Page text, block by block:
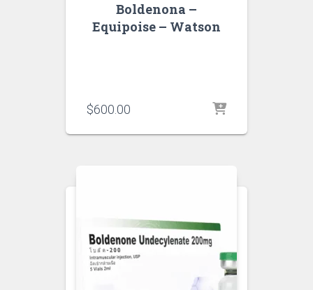
Boldenona –
Equipoise – Watson
$600.00